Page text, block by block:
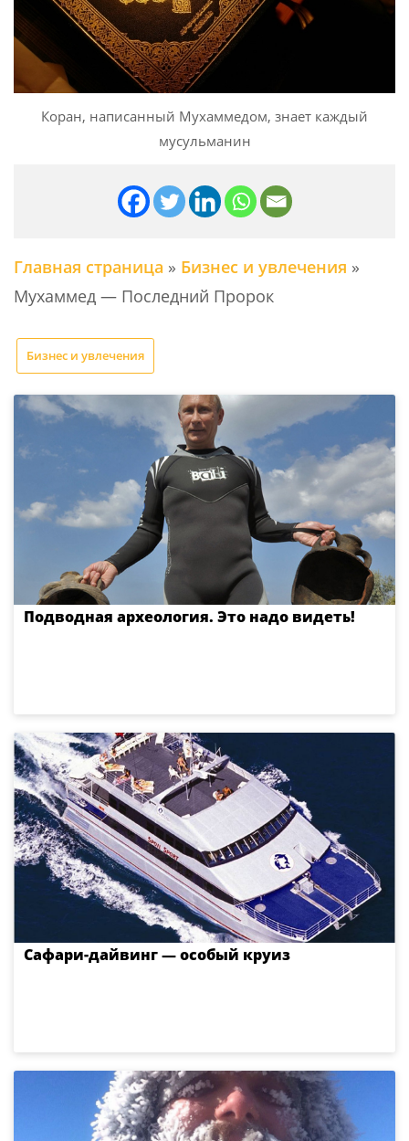
Коран, написанный Мухаммедом, знает каждый
мусульманин
Главная страница » Бизнес и увлечения »
Мухаммед — Последний Пророк
Бизнес и увлечения
Подводная археология. Это надо видеть!
Сафари-дайвинг — особый круиз